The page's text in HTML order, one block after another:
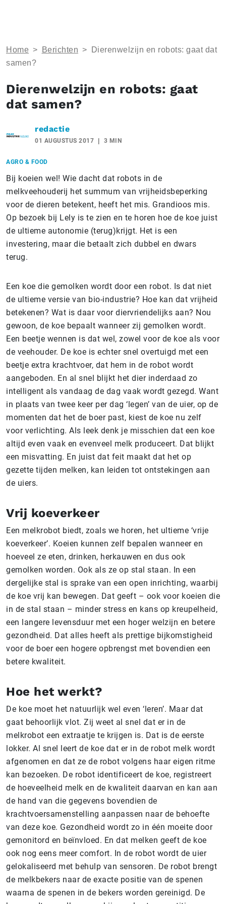
Home > Berichten >
Dierenwelzijn en robots: gaat dat
samen?
Dierenwelzijn en robots: gaat
dat samen?
redactie
01 AUGUSTUS 2017 3 MIN
AGRO & FOOD
Bij koeien wel! Wie dacht dat robots in de
melkveehouderij het summum van vrijheidsbeperking
voor de dieren betekent, heeft het mis. Grandioos mis.
Op bezoek bij Lely is te zien en te horen hoe de koe juist
de ultieme autonomie (terug)krijgt. Het is een
investering, maar die betaalt zich dubbel en dwars
terug.
Een koe die gemolken wordt door een robot. Is dat niet
de ultieme versie van bio-industrie? Hoe kan dat vrijheid
betekenen? Wat is daar voor diervriendelijks aan? Nou
gewoon, de koe bepaalt wanneer zij gemolken wordt.
Een beetje wennen is dat wel, zowel voor de koe als voor
de veehouder. De koe is echter snel overtuigd met een
beetje extra krachtvoer, dat hem in de robot wordt
aangeboden. En al snel blijkt het dier inderdaad zo
intelligent als vandaag de dag vaak wordt gezegd. Want
in plaats van twee keer per dag ‘legen’ van de uier, op de
momenten dat het de boer past, kiest de koe nu zelf
voor verlichting. Als leek denk je misschien dat een koe
altijd even vaak en evenveel melk produceert. Dat blijkt
een misvatting. En juist dat feit maakt dat het op
gezette tijden melken, kan leiden tot ontstekingen aan
de uiers.
Vrij koeverkeer
Een melkrobot biedt, zoals we horen, het ultieme ‘vrije
koeverkeer’. Koeien kunnen zelf bepalen wanneer en
hoeveel ze eten, drinken, herkauwen en dus ook
gemolken worden. Ook als ze op stal staan. In een
dergelijke stal is sprake van een open inrichting, waarbij
de koe vrij kan bewegen. Dat geeft – ook voor koeien die
in de stal staan – minder stress en kans op kreupelheid,
een langere levensduur met een hoger welzijn en betere
gezondheid. Dat alles heeft als prettige bijkomstigheid
voor de boer een hogere opbrengst met bovendien een
betere kwaliteit.
Hoe het werkt?
De koe moet het natuurlijk wel even ‘leren’. Maar dat
gaat behoorlijk vlot. Zij weet al snel dat er in de
melkrobot een extraatje te krijgen is. Dat is de eerste
lokker. Al snel leert de koe dat er in de robot melk wordt
afgenomen en dat ze de robot volgens haar eigen ritme
kan bezoeken. De robot identificeert de koe, registreert
de hoeveelheid melk en de kwaliteit daarvan en kan aan
de hand van die gegevens bovendien de
krachtvoersamenstelling aanpassen naar de behoefte
van deze koe. Gezondheid wordt zo in één moeite door
gemonitord en beïnvloed. En dat melken geeft de koe
ook nog eens meer comfort. In de robot wordt de uier
gelokaliseerd met behulp van sensoren. De robot brengt
de melkbekers naar de exacte positie van de spenen
waarna de spenen in de bekers worden gereinigd. De